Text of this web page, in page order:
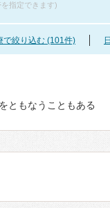
指定できます)
で絞り込む (101件)
ともなうこともある